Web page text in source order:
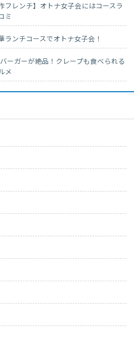
フレンチ】オトナ女子会にはコースラ
ミ
ランチコースでオトナ女子会！
ーガーが絶品！クレープも食べられる
メ